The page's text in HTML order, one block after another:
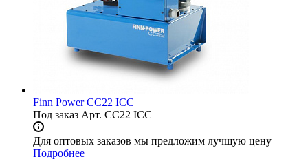
Finn Power СС22 ICC
Под заказ Арт. СС22 ICC
Для оптовых заказов мы предложим лучшую цену
Подробнее